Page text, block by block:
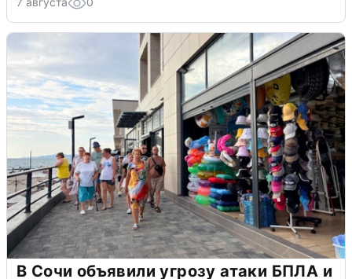
В Сочи объявили угрозу атаки БПЛА и